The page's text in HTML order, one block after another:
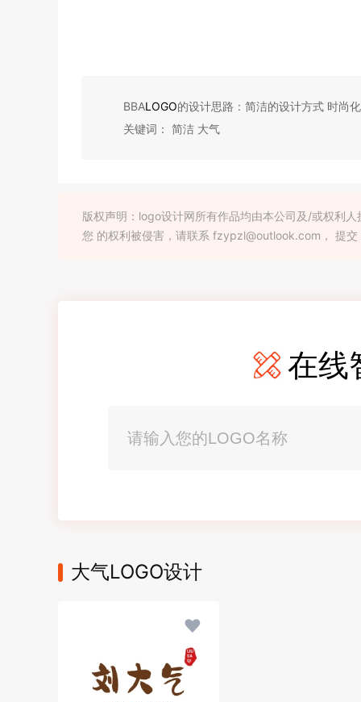
BBALOGO的设计思路：简洁的设计方式 时尚
关键词： 简洁 大气
版权声明：logo设计网所有作品均由本公司及/或权利
您 的权利被侵害，请联系 fzypzl@outlook.com， 提交
在线
大气LOGO设计